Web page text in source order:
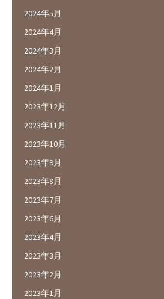
2024年5月
2024年4月
2024年3月
2024年2月
2024年1月
2023年12月
2023年11月
2023年10月
2023年9月
2023年8月
2023年7月
2023年6月
2023年4月
2023年3月
2023年2月
2023年1月